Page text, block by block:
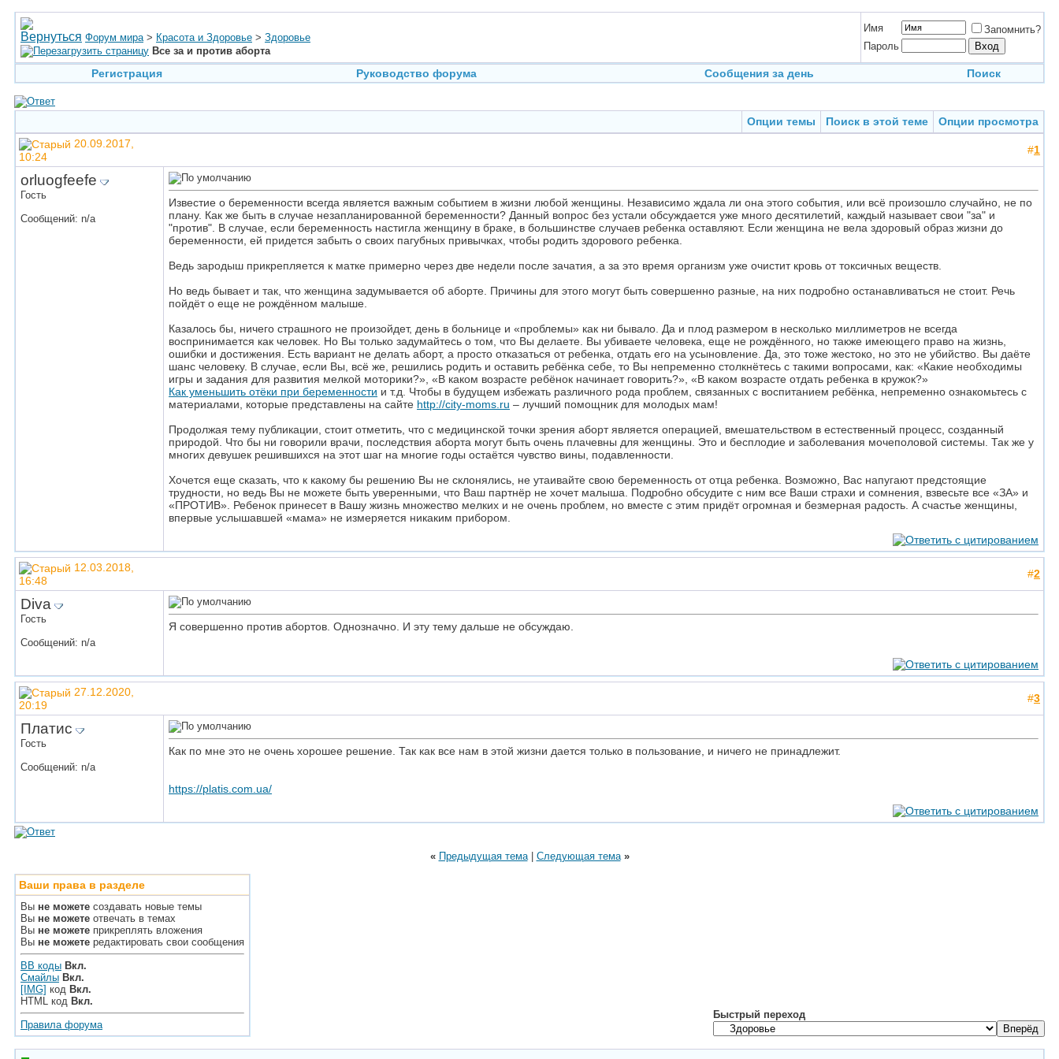
Форум мира > Красота и Здоровье > Здоровье
Все за и против аборта
Имя
Запомнить?
Пароль
Регистрация Руководство форума Сообщения за день Поиск
Опции темы Поиск в этой теме
Опции просмотра
20.09.2017,
10:24
#1
orluogfeefe
Гость
Сообщений: n/a
Известие о беременности всегда является важным событием в жизни любой женщины. Независимо ждала ли она этого события, или всё произошло случайно, не по
плану. Как же быть в случае незапланированной беременности? Данный вопрос без устали обсуждается уже много десятилетий, каждый называет свои "за" и
"против". В случае, если беременность настигла женщину в браке, в большинстве случаев ребенка оставляют. Если женщина не вела здоровый образ жизни до
беременности, ей придется забыть о своих пагубных привычках, чтобы родить здорового ребенка.
Ведь зародыш прикрепляется к матке примерно через две недели после зачатия, а за это время организм уже очистит кровь от токсичных веществ.
Но ведь бывает и так, что женщина задумывается об аборте. Причины для этого могут быть совершенно разные, на них подробно останавливаться не стоит. Речь
пойдёт о еще не рождённом малыше.
Казалось бы, ничего страшного не произойдет, день в больнице и «проблемы» как ни бывало. Да и плод размером в несколько миллиметров не всегда
воспринимается как человек. Но Вы только задумайтесь о том, что Вы делаете. Вы убиваете человека, еще не рождённого, но также имеющего право на жизнь,
ошибки и достижения. Есть вариант не делать аборт, а просто отказаться от ребенка, отдать его на усыновление. Да, это тоже жестоко, но это не убийство. Вы даёте
шанс человеку. В случае, если Вы, всё же, решились родить и оставить ребёнка себе, то Вы непременно столкнётесь с такими вопросами, как: «Какие необходимы
игры и задания для развития мелкой моторики?», «В каком возрасте ребёнок начинает говорить?», «В каком возрасте отдать ребенка в кружок?»
Как уменьшить отёки при беременности и т.д. Чтобы в будущем избежать различного рода проблем, связанных с воспитанием ребёнка, непременно ознакомьтесь с
материалами, которые представлены на сайте http://city-moms.ru – лучший помощник для молодых мам!
Продолжая тему публикации, стоит отметить, что с медицинской точки зрения аборт является операцией, вмешательством в естественный процесс, созданный
природой. Что бы ни говорили врачи, последствия аборта могут быть очень плачевны для женщины. Это и бесплодие и заболевания мочеполовой системы. Так же у
многих девушек решившихся на этот шаг на многие годы остаётся чувство вины, подавленности.
Хочется еще сказать, что к какому бы решению Вы не склонялись, не утаивайте свою беременность от отца ребенка. Возможно, Вас напугают предстоящие
трудности, но ведь Вы не можете быть уверенными, что Ваш партнёр не хочет малыша. Подробно обсудите с ним все Ваши страхи и сомнения, взвесьте все «ЗА» и
«ПРОТИВ». Ребенок принесет в Вашу жизнь множество мелких и не очень проблем, но вместе с этим придёт огромная и безмерная радость. А счастье женщины,
впервые услышавшей «мама» не измеряется никаким прибором.
12.03.2018,
16:48
#2
Diva
Гость
Сообщений: n/a
Я совершенно против абортов. Однозначно. И эту тему дальше не обсуждаю.
27.12.2020,
20:19
#3
Платис
Гость
Сообщений: n/a
Как по мне это не очень хорошее решение. Так как все нам в этой жизни дается только в пользование, и ничего не принадлежит.
https://platis.com.ua/
« Предыдущая тема| Следующая тема »
Ваши права в разделе
Вы не можете создавать новые темы
Вы не можете отвечать в темах
Вы не можете прикреплять вложения
Вы не можете редактировать свои сообщения
BB коды Вкл.
Смайлы Вкл.
[IMG] код Вкл.
HTML код Вкл.
Правила форума
Быстрый переход